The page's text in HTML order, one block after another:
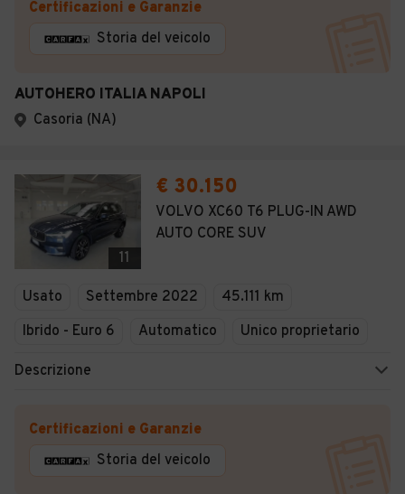
Certificazioni e Garanzie
Storia del veicolo
AUTOHERO ITALIA NAPOLI
Casoria (NA)
11
€ 30.150
VOLVO XC60 T6 PLUG-IN AWD
AUTO CORE SUV
Usato Settembre 2022
45.111 km
Ibrido - Euro 6
Automatico Unico proprietario
Descrizione
Certificazioni e Garanzie
Storia del veicolo